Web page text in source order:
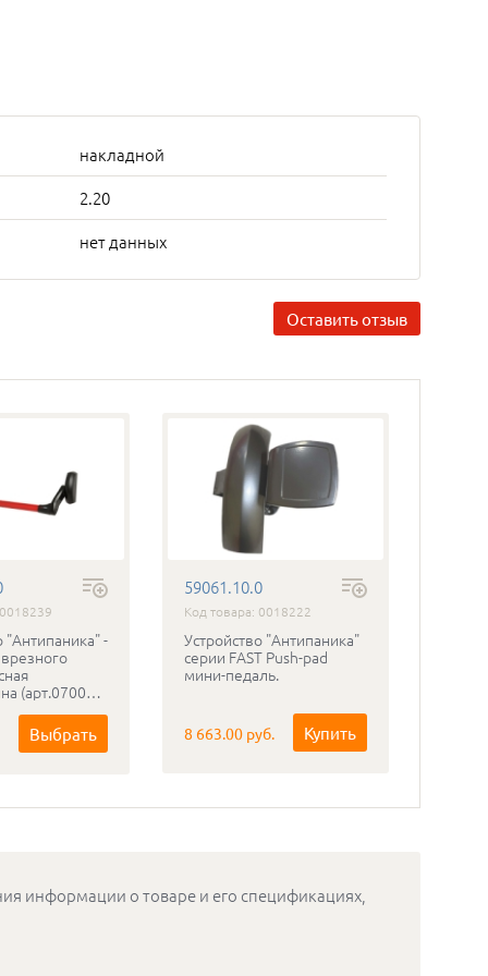
накладной
2.20
нет данных
Оставить отзыв
"Антипаника" -
(арт.07007)
не входит!
Выбрать
59061.10.0
Код товара: 0018222
Устройство "Антипаника"
серии FAST Push-pad
мини-педаль.
8 663.00 руб. Купить
информации о товаре и его спецификациях,